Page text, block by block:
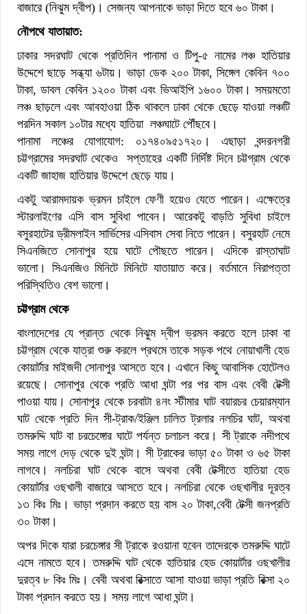
বাজারে (নিঝুম দ্বীপ)। সেজন্য আপনাকে ভাড়া দিতে হবে ৬০ টাকা।
নৌপথে যাতায়াত:
ঢাকার সদরঘাট থেকে প্রতিদিন পানামা ও টিপু-৫ নামের লঞ্চ হাতিয়ার
উদ্দেশে ছাড়ে সন্ধ্যা ৬টায়। ভাড়া ডেক ২০০ টাকা, সিঙ্গেল কেবিন ৭০০
টাকা, ডাবল কেবিন ১২০০ টাকা এবং ভিআইপি ১৬০০ টাকা। সময়মতো
লঞ্চ ছাড়লে এবং আবহাওয়া ঠিক থাকলে ঢাকা থেকে ছেড়ে যাওয়া লঞ্চটি
পরদিন সকাল ১০টার মধ্যে হাতিয়া লঞ্চঘাটে পৌঁছবে।
পানামা লঞ্চের যোগাযোগ: ০১৭৪০৯৫১৭২০। এছাড়া বন্দরনগরী
চট্টগ্রামের সদরঘাট থেকেও সপ্তাহের একটি নির্দিষ্ট দিনে চট্টগ্রাম থেকে
একটি জাহাজ হাতিয়ার উদ্দেশে ছেড়ে যায়।
একটু আরামদায়ক ভ্রমন চাইলে ফেণী হয়েও যেতে পারেন। এক্ষেত্রে
স্টারলাইণের এসি বাস সুবিধা পাবেন। আরেকটু বাড়তি সুবিধা চাইলে
বসুরহাটের ড্রীমলাইন সার্ভিসের এসিবাস সেবা নিতে পারেন। বসুরহাট নেমে
সিএনজিতে সোনাপুর হয়ে ঘাটে পৌছতে পারেন। এদিকে রাস্তাঘাট
ভালো। সিএনজিও মিনিটে মিনিটে যাতায়াত করে। বর্তমানে নিরাপত্তা
পরিস্থিতিও বেশ ভালো।
চট্টগ্রাম থেকে
বাংলাদেশের যে প্রান্ত থেকে নিঝুম দ্বীপ ভ্রমন করতে হলে ঢাকা বা
চট্টগ্রাম থেকে যাত্রা শুরু করলে প্রথমে তাকে সড়ক পথে নোয়াখালী হেড
কোয়ার্টার মাইজদী সোনাপুর আসতে হবে। এখানে কিছু আবাসিক হোটেলও
রয়েছে। সোনাপুর থেকে প্রতি আধা ঘন্টা পর পর বাস এবং বেবী টেক্সী
পাওয়া যায়। সোনাপুর থেকে চরবাটা ৪নং স্টীমার ঘাট বয়ারচর চেয়ারম্যান
ঘাট থেকে প্রতি দিন সী-ট্রাক/ইঞ্জিল চালিত ট্রলার নলচির ঘাট, অথবা
তমরুদ্দি ঘাট বা চরচেঙ্গোর ঘাটে পর্যন্ত চলাচল করে। সী ট্রাকে নদীপথে
সময় লাগে দেড় থেকে দুই ঘন্টা। সী ট্রাকের ভাড়া ৫০ টাকা ও ৬৫ টাকা
লাগবে। নলচিরা ঘাট থেকে বাসে অথবা বেবী টেক্সীতে হাতিয়া হেড
কোয়ার্টার ওছখালী বাজারে আসতে হবে। নলচিরা থেকে ওছখালীর দূরত্ব
১৩ কিঃ মিঃ। ভাড়া প্রদান করতে হয় বাস ২০ টাকা,বেবী টেক্সী জনপ্রতি
৩০ টাকা।
অপর দিকে যারা চরচেঙ্গার সী ট্রাকে রওয়ানা হবেন তাদেরকে তমরুদ্দি ঘাটে
এসে নামতে হবে। তমরুদ্দি ঘাট থেকে হাতিয়ার হেড কোয়ার্টার ওছখালীর
দুরত্ব ৮ কিঃ মিঃ। বেবী অথবা রিক্সাতে আসা যাওয়া ভাড়া প্রতি রিক্সা ২০
টাকা প্রদান করতে হয়। সময় লাগে আধা ঘন্টা।